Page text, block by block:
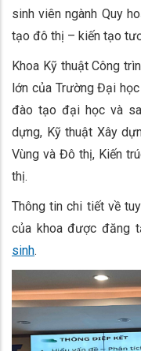
sinh viên ngành Quy
tạo đô thị – kiến tạo
Khoa Kỹ thuật Công
lớn của Trường Đại
đào tạo đại học và
dựng, Kỹ thuật Xây
Vùng và Đô thị, Kiến
thị.
Thông tin chi tiết về
của khoa được đăng
sinh.